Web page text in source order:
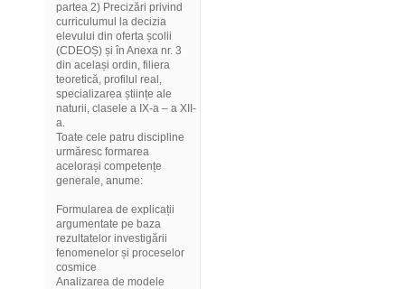
partea 2) Precizări privind
curriculumul la decizia
elevului din oferta școlii
(CDEOȘ) și în Anexa nr. 3
din același ordin, filiera
teoretică, profilul real,
specializarea științe ale
naturii, clasele a IX-a – a XII-
a.
Toate cele patru discipline
urmăresc formarea
acelorași competențe
generale, anume:
Formularea de explicații
argumentate pe baza
rezultatelor investigării
fenomenelor și proceselor
cosmice
Analizarea de modele